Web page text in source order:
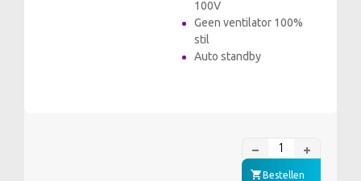
100V
Geen ventilator 100%
stil
Auto standby
Bestellen